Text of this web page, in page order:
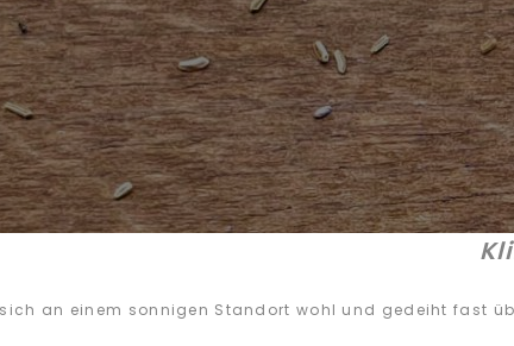
sich an einem sonnigen Standort wohl und gedeiht fast